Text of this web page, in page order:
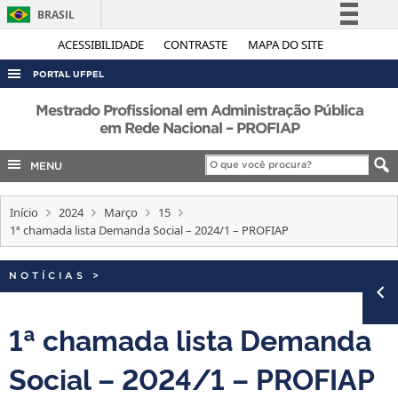
ACESSIBILIDADE CONTRASTE MAPA DO SITE
BRASIL
Simplifique!
Acesso à informação
Legislação
Canais
PORTAL UFPEL
ACESSO À INFORMAÇÃO
COBALTO
CONCURSOS
EDITAIS
TELEFONES
Mestrado Profissional em Administração Pública
em Rede Nacional – PROFIAP
MENU
Início 2024 Março
15
1ª chamada lista Demanda Social – 2024/1 – PROFIAP
NOTÍCIAS >
1ª chamada lista Demanda
Social – 2024/1 – PROFIAP